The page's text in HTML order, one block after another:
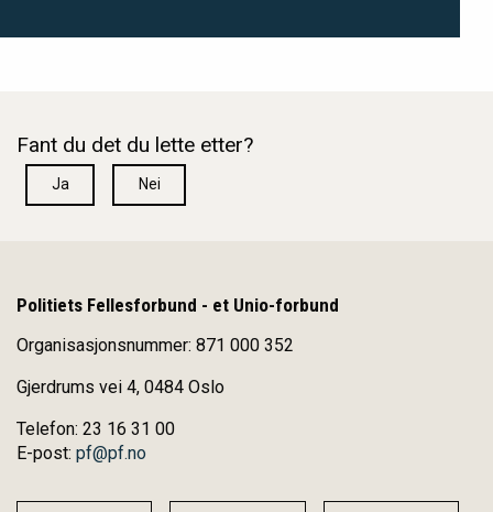
Fant du det du lette etter?
Ja Nei
Politiets Fellesforbund - et Unio-forbund
Organisasjonsnummer: 871 000 352
Gjerdrums vei 4, 0484 Oslo
Telefon: 23 16 31 00
E-post: pf@pf.no